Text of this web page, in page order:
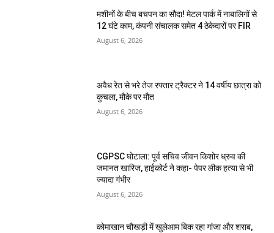
मशीनों के बीच बचपन का सौदा! मेटल पार्क में नाबालिगों से
12 घंटे काम, कंपनी संचालक समेत 4 ठेकेदारों पर FIR
August 6, 2026
अवैध रेत से भरे तेज रफ्तार ट्रैक्टर ने 14 वर्षीय छात्रा को
कुचला, मौके पर मौत
August 6, 2026
CGPSC घोटाला: पूर्व सचिव जीवन किशोर ध्रुव की
जमानत खारिज, हाईकोर्ट ने कहा- पेपर लीक हत्या से भी
ज्यादा गंभीर
August 6, 2026
कोमाखान चौखड़ी में खुलेआम बिक रहा गांजा और शराब,